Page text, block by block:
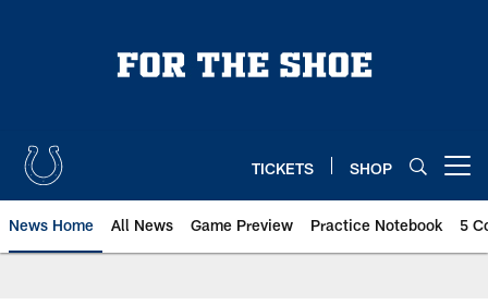
TICKETS SHOP
News Home All News Game Preview Practice Notebook 5